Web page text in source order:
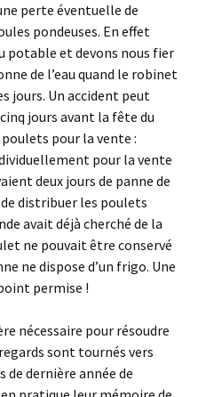
perte éventuelle de
pondeuses. En effet
potable et devons nous fier
de l’eau quand le robinet
jours. Un accident peut
jours avant la fête du
pour la vente :
pour la vente
deux jours de panne de
distribuer les poulets
avait déjà cherché de la
ne pouvait être conservé
ne dispose d’un frigo. Une
permise !
nécessaire pour résoudre
sont tournés vers
de dernière année de